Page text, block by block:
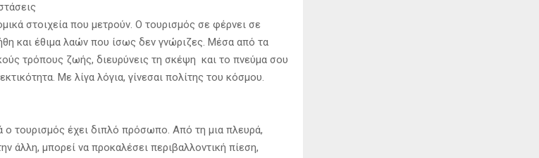
στοιχεία που μετρούν. Ο τουρισμός σε φέρνει σε
και έθιμα λαών που ίσως δεν γνώριζες. Μέσα από τα
τρόπους ζωής, διευρύνεις τη σκέψη και το πνεύμα σου
Με λίγα λόγια, γίνεσαι πολίτης του κόσμου.
ο τουρισμός έχει διπλό πρόσωπο. Από τη μια πλευρά,
άλλη, μπορεί να προκαλέσει περιβαλλοντική πίεση,